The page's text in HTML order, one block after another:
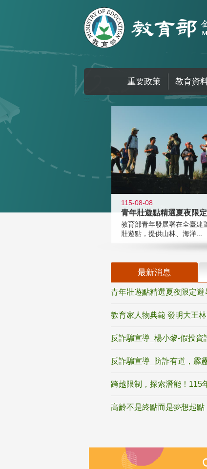
重要政策 教育資
:::
115-08-08
教育部青年發展署在全臺建
壯遊點，提供山林、海洋...
最新消息
青年壯遊點精選夏夜限定
教育家人物典範 發明大王
反詐騙宣導_楊小黎-假投資
反詐騙宣導_防詐有道，霹
跨越限制，探索潛能！115
高齡不是終點而是夢想起